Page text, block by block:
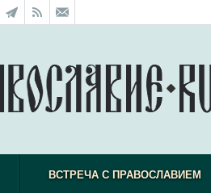
ВСТРЕЧА С ПРАВОСЛАВИЕМ